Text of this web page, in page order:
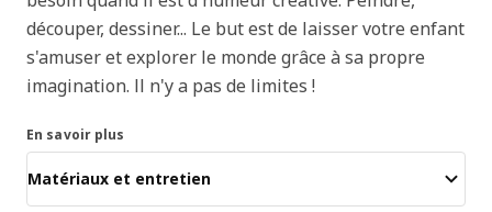
découper, dessiner... Le but est de laisser votre enfant
s'amuser et explorer le monde grâce à sa propre
imagination. Il n'y a pas de limites !
En savoir plus
Matériaux et entretien